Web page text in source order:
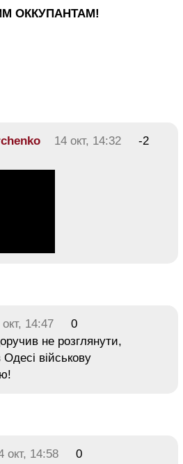
ОККУПАНТАМ!
14 окт, 14:32 -2
окт, 14:47
0
не розглянути,
військову
окт, 14:58
0